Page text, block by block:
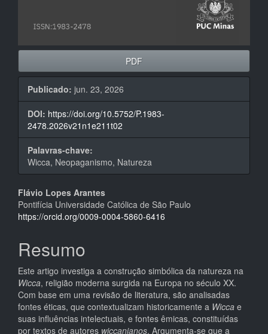
PDF
Publicado: jun. 23, 2026
DOI: https://doi.org/10.5752/P.1983-
2478.2026v21n1e211t02
Palavras-chave:
Wicca, Neopaganismo, Natureza
Conteúdo
do
principal
Flávio Lopes Arantes
Pontifícia Universidade Católica de São Paulo
https://orcid.org/0009-0004-5860-6416
Resumo
Este artigo investiga a construção simbólica da natureza na
Wicca, religião moderna surgida na Europa no século XX.
Com base em uma revisão de literatura, são analisadas
fontes éticas, que contextualizam historicamente a Wicca e
suas influências intelectuais, e fontes êmicas, constituídas
por textos de autores wiccanianos. Argumenta-se que a